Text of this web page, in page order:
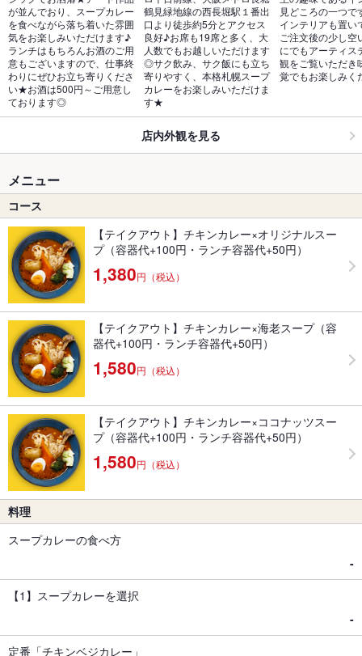
が並んでおり、スープカレー
を食べながら落ち着いた雰囲
気をお楽しみいただけます♪
ランチはもちろんお酒のご用
意もございますので、仕事終
わりにぜひお立ち寄りくださ
い★お酒は500円～ご用意し
ております◎
鶴見緑地線の西長堀駅１番出
口より徒歩約5分とアクセス
良好♪お席も19席と多く、大
人数でもお越しいただけます
◎サク飲み、サク飯にも立ち
寄りやすく、本格札幌スープ
カレーをお楽しみいただけま
す★
見どころの一つ
インテリアも置い
ご注文後の少し空
にでもアーティス
観をご覧いただき
覚でもお楽しみ
店内外観を見る
メニュー
コース
【テイクアウト】チキンカレー×オリジナルスー
プ（容器代+100円・ランチ容器代+50円）
1,380円（税込）
【テイクアウト】チキンカレー×海老スープ（容
器代+100円・ランチ容器代+50円）
1,580円（税込）
【テイクアウト】チキンカレー×ココナッツスー
プ（容器代+100円・ランチ容器代+50円）
1,580円（税込）
料理
スープカレーの食べ方
-
【1】スープカレーを選択
-
定番「チキンベジカレー」